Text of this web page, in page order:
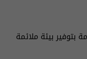
بتوفير بيئة ملائمة